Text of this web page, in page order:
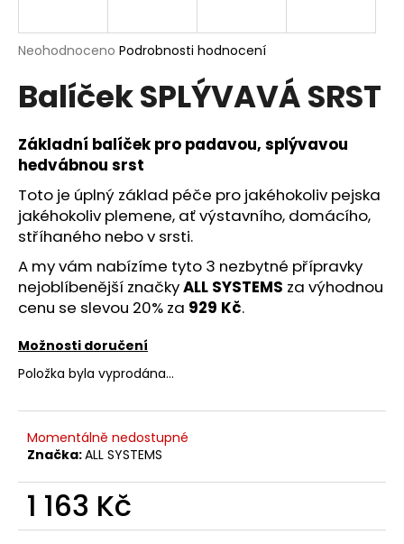
Průměrné
produktu
je
z
5
hvězdiček.
Neohodnoceno Podrobnosti hodnocení
Balíček SPLÝVAVÁ SRST
Základní balíček pro padavou, splývavou
hedvábnou srst
Toto je úplný základ péče pro jakéhokoliv pejska
jakéhokoliv plemene, ať výstavního, domácího,
stříhaného nebo v srsti.
A my vám nabízíme tyto 3 nezbytné přípravky
nejoblíbenější značkyALL SYSTEMS za výhodnou
cenu se slevou 20% za 929 Kč.
Možnosti doručení
Položka byla vyprodána…
Momentálně nedostupné
Značka:ALL SYSTEMS
1 163 Kč
Měrná
j
t
?
HLEDAT
D
o
o
r
č
u
e
m
e